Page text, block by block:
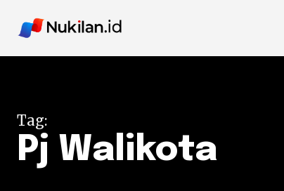
Tag:
Pj Walikota